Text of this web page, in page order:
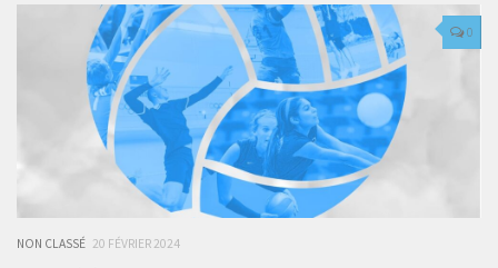
0
NON CLASSÉ 20 FÉVRIER 2024